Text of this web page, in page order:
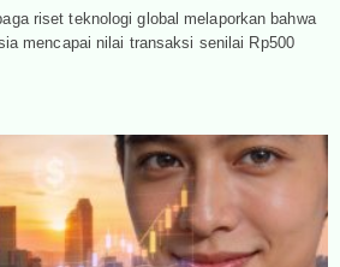
riset teknologi global melaporkan bahwa
mencapai nilai transaksi senilai Rp500